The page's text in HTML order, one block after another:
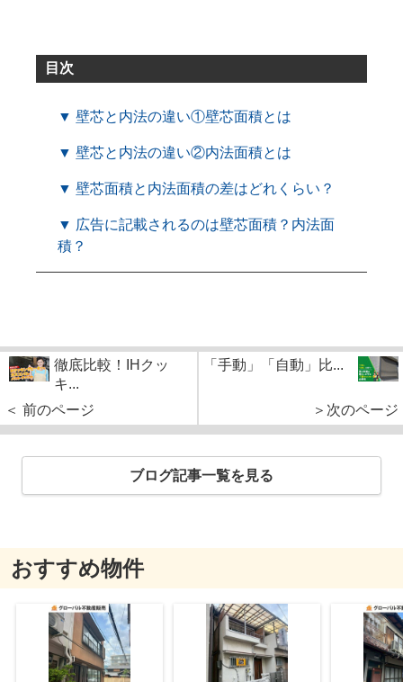
目次
▼ 壁芯と内法の違い①壁芯面積とは
▼ 壁芯と内法の違い②内法面積とは
▼ 壁芯面積と内法面積の差はどれくらい？
▼ 広告に記載されるのは壁芯面積？内法面
積？
徹底比較！IHクッ
キ...
＜ 前のページ
「手動」「自動」比...
＞次のページ
ブログ記事一覧を見る
おすすめ物件